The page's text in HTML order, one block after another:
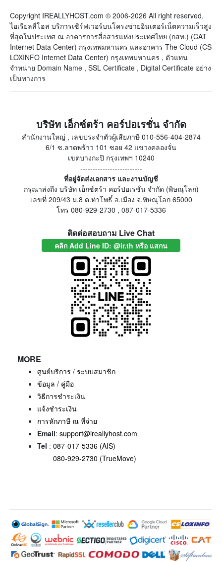
Copyright IREALLYHOST.com © 2006-2026 All right reserved.
ไอเรียลลี่โฮส บริการเซิร์ฟเวอร์บนโครงข่ายอินเตอร์เน็ตความเร็วสูง
ที่สุดในประเทศ ณ อาคารการสื่อสารแห่งประเทศไทย (กสท.) (CAT
Internet Data Center) กรุงเทพมหานคร และอาคาร The Cloud (CS
LOXINFO Internet Data Center) กรุงเทพมหานคร , ตัวแทน
จำหน่าย Domain Name , SSL Certificate , Digital Certificate อย่าง
เป็นทางการ
บริษัท เอ็กซ์ตร้า คอร์ปอเรชั่น จำกัด
สำนักงานใหญ่ , เลขประจำตัวผู้เสียภาษี 010-556-404-2874
6/1 ซ.ลาดพร้าว 101 ซอย 42 แขวงคลองจั่น
เขตบางกะปิ กรุงเทพฯ 10240
-------------------------
ที่อยู่จัดส่งเอกสาร และงานบัญชี
กรุณาส่งถึง บริษัท เอ็กซ์ตร้า คอร์ปอเรชั่น จำกัด (พิษณุโลก)
เลขที่ 209/43 ม.8 ต.ท่าโพธิ์ อ.เมือง จ.พิษณุโลก 65000
โทร 080-929-2730 , 087-017-5336
ติดต่อสอบถาม Live Chat
คลิก Add Line ID: @ir.th หรือ แสกน
MORE
ศูนย์บริการ / ระบบสมาชิก
ข้อมูล / คู่มือ
วิธีการชำระเงิน
แจ้งชำระเงิน
การหักภาษี ณ ที่จ่าย
Email: support@ireallyhost.com
Tel : 087-017-5336 (AIS)
080-929-2730 (TrueMove)